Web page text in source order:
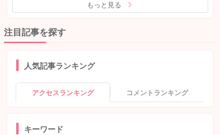
もっと見る
注目記事を探す
人気記事ランキング
アクセスランキング コメントランキング
キーワード